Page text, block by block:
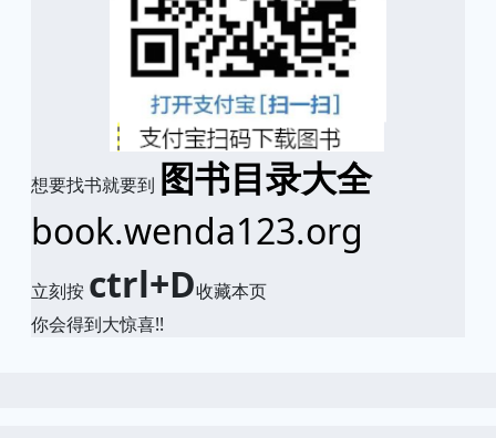
想要找书就要到 图书目录大全
book.wenda123.org
立刻按 ctrl+D收藏本页
你会得到大惊喜!!